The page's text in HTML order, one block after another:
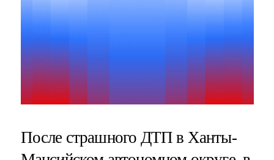
После страшного ДТП в Ханты-